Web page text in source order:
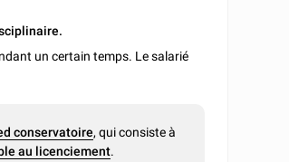
un certain temps. Le salarié
conservatoire, qui consiste à
au licenciement.